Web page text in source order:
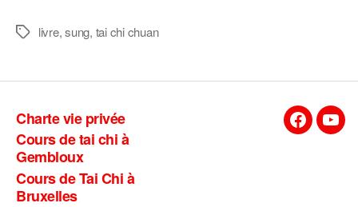
Étiquettes
livre,sung, tai chi chuan
Charte vie privée
Cours de tai chi à
Gembloux
Cours de Tai Chi à
Bruxelles
Facebook